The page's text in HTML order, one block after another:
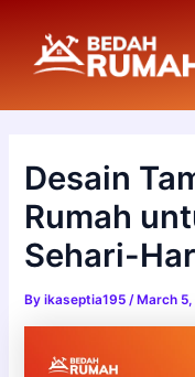
content
Desain
Rumah
Sehari-
Byikaseptia195 /March